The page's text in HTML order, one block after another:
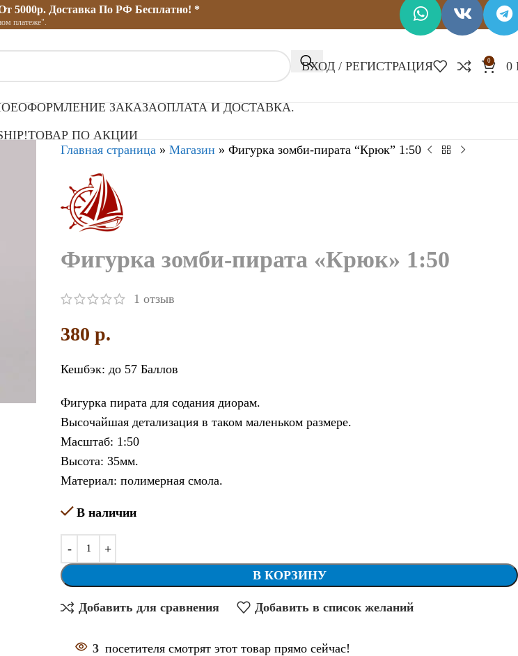
5000р. Доставка По РФ Бесплатно! *
платеже".
ВХОД / РЕГИСТРАЦИЯ 0 0
ОФОРМЛЕНИЕ ЗАКАЗАОПЛАТА И ДОСТАВКА.
ТОВАР ПО АКЦИИ
Главная страница » Магазин » Фигурка зомби-пирата “Крюк” 1:50
Фигурка зомби-пирата «Крюк» 1:50
1 отзыв
380 p.
Кешбэк: до 57 Баллов
Фигурка пирата для содания диорам.
Высочайшая детализация в таком маленьком размере.
Масштаб: 1:50
Высота: 35мм.
Материал: полимерная смола.
В наличии
В КОРЗИНУ
Добавить для сравнения Добавить в список желаний
3 посетителя смотрят этот товар прямо сейчас!